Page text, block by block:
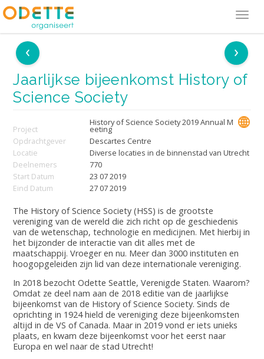
Jaarlijkse bijeenkomst History of
Science Society
Project
History of Science Society 2019 Annual M
eeting
Opdrachtgever
Descartes Centre
Locatie
Diverse locaties in de binnenstad van Utrecht
Deelnemers
770
Start Datum
23 07 2019
Eind Datum
27 07 2019
The History of Science Society (HSS) is de grootste
vereniging van de wereld die zich richt op de geschiedenis
van de wetenschap, technologie en medicijnen. Met hierbij in
het bijzonder de interactie van dit alles met de
maatschappij. Vroeger en nu. Meer dan 3000 instituten en
hoogopgeleiden zijn lid van deze internationale vereniging.
In 2018 bezocht Odette Seattle, Verenigde Staten. Waarom?
Omdat ze deel nam aan de 2018 editie van de jaarlijkse
bijeenkomst van de History of Science Society. Sinds de
oprichting in 1924 hield de vereniging deze bijeenkomsten
altijd in de VS of Canada. Maar in 2019 vond er iets unieks
plaats, en kwam deze bijeenkomst voor het eerst naar
Europa en wel naar de stad Utrecht!
‹ ›